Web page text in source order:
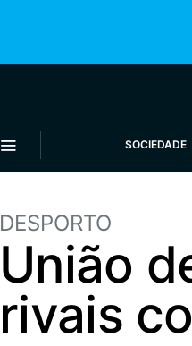
SOCIEDADE
DESPORTO
União
rivais